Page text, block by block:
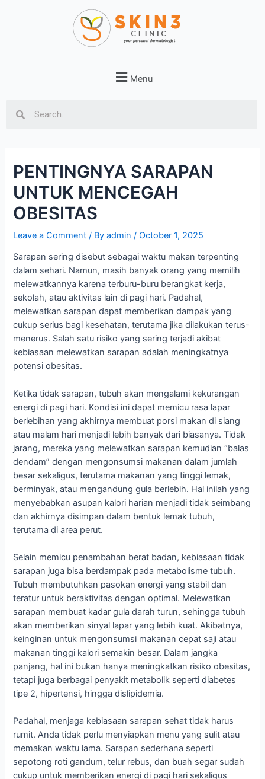
Menu
PENTINGNYA SARAPAN
UNTUK MENCEGAH
OBESITAS
Leave a Comment / Byadmin/October 1, 2025
Sarapan sering disebut sebagai waktu makan terpenting
dalam sehari. Namun, masih banyak orang yang memilih
melewatkannya karena terburu-buru berangkat kerja,
sekolah, atau aktivitas lain di pagi hari. Padahal,
melewatkan sarapan dapat memberikan dampak yang
cukup serius bagi kesehatan, terutama jika dilakukan terus-
menerus. Salah satu risiko yang sering terjadi akibat
kebiasaan melewatkan sarapan adalah meningkatnya
potensi obesitas.
Ketika tidak sarapan, tubuh akan mengalami kekurangan
energi di pagi hari. Kondisi ini dapat memicu rasa lapar
berlebihan yang akhirnya membuat porsi makan di siang
atau malam hari menjadi lebih banyak dari biasanya. Tidak
jarang, mereka yang melewatkan sarapan kemudian “balas
dendam” dengan mengonsumsi makanan dalam jumlah
besar sekaligus, terutama makanan yang tinggi lemak,
berminyak, atau mengandung gula berlebih. Hal inilah yang
menyebabkan asupan kalori harian menjadi tidak seimbang
dan akhirnya disimpan dalam bentuk lemak tubuh,
terutama di area perut.
Selain memicu penambahan berat badan, kebiasaan tidak
sarapan juga bisa berdampak pada metabolisme tubuh.
Tubuh membutuhkan pasokan energi yang stabil dan
teratur untuk beraktivitas dengan optimal. Melewatkan
sarapan membuat kadar gula darah turun, sehingga tubuh
akan memberikan sinyal lapar yang lebih kuat. Akibatnya,
keinginan untuk mengonsumsi makanan cepat saji atau
makanan tinggi kalori semakin besar. Dalam jangka
panjang, hal ini bukan hanya meningkatkan risiko obesitas,
tetapi juga berbagai penyakit metabolik seperti diabetes
tipe 2, hipertensi, hingga dislipidemia.
Padahal, menjaga kebiasaan sarapan sehat tidak harus
rumit. Anda tidak perlu menyiapkan menu yang sulit atau
memakan waktu lama. Sarapan sederhana seperti
sepotong roti gandum, telur rebus, dan buah segar sudah
cukup untuk memberikan energi di pagi hari sekaligus